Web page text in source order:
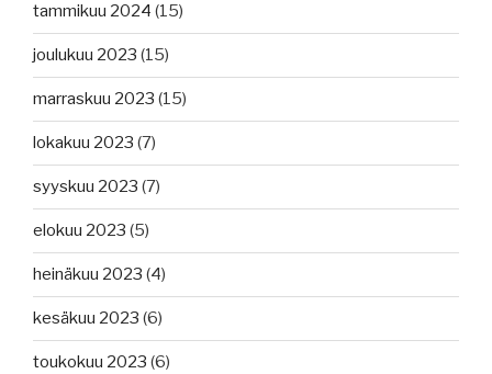
tammikuu 2024 (15)
joulukuu 2023 (15)
marraskuu 2023 (15)
lokakuu 2023 (7)
syyskuu 2023 (7)
elokuu 2023 (5)
heinäkuu 2023 (4)
kesäkuu 2023 (6)
toukokuu 2023 (6)